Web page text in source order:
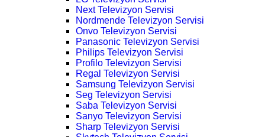
Next Televizyon Servisi
Nordmende Televizyon Servisi
Onvo Televizyon Servisi
Panasonic Televizyon Servisi
Philips Televizyon Servisi
Profilo Televizyon Servisi
Regal Televizyon Servisi
Samsung Televizyon Servisi
Seg Televizyon Servisi
Saba Televizyon Servisi
Sanyo Televizyon Servisi
Sharp Televizyon Servisi